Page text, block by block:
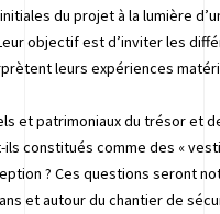
du projet à la lumière
objectif est d’inviter les
leurs expériences
et patrimoniaux du trésor et
constitués comme des «
? Ces questions seront
et autour du chantier de